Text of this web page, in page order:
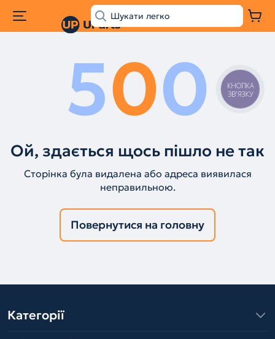
500
Ой, здається щось пішло не так
Сторінка була видалена або адреса виявилася
неправильною.
Повернутися на головну
Категорії
КНОПКА
ЗВ'ЯЗКУ